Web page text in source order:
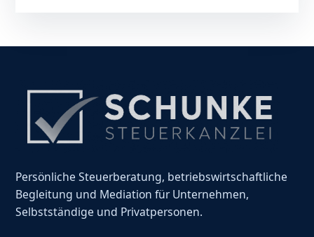
Persönliche Steuerberatung, betriebswirtschaftliche
Begleitung und Mediation für Unternehmen,
Selbstständige und Privatpersonen.